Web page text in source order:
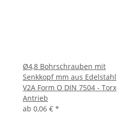
Ø4,8 Bohrschrauben mit
Senkkopf mm aus Edelstahl
V2A Form O DIN 7504 - Torx
Antrieb
ab 0,06 € *